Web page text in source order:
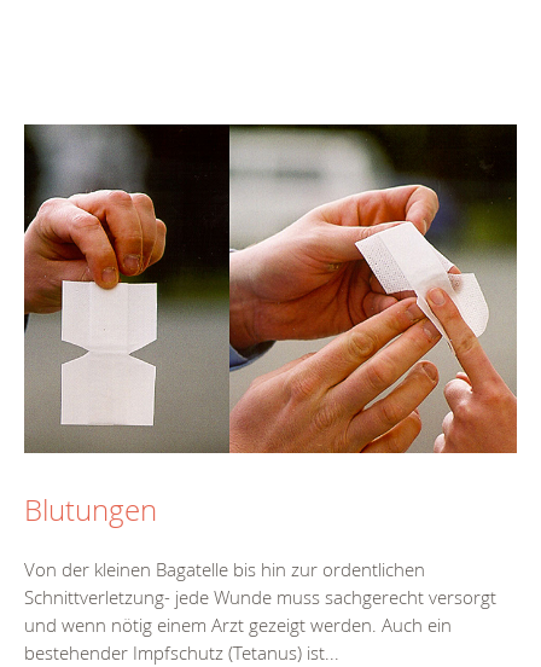
Blutungen
Von der kleinen Bagatelle bis hin zur ordentlichen
Schnittverletzung- jede Wunde muss sachgerecht versorgt
und wenn nötig einem Arzt gezeigt werden. Auch ein
bestehender Impfschutz (Tetanus) ist...